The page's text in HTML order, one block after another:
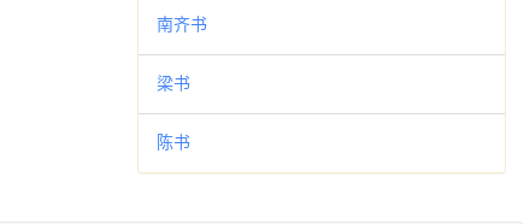
南齐书
梁书
陈书